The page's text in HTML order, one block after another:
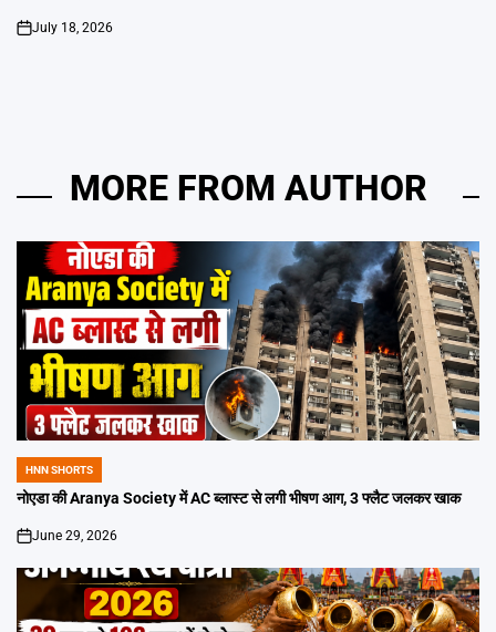
on
July 18, 2026
MORE FROM AUTHOR
POSTED
IN
HNN SHORTS
नोएडा की Aranya Society में AC ब्लास्ट से लगी भीषण आग, 3 फ्लैट जलकर खाक
on
June 29, 2026